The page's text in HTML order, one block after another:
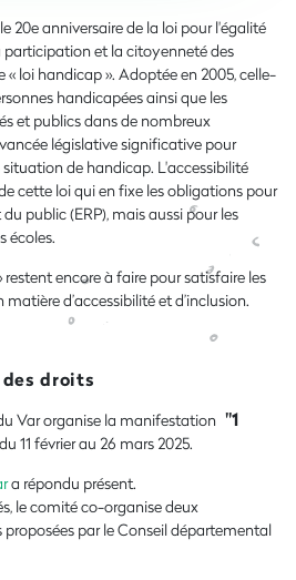
20e anniversaire de la loi pour l'égalité
participation et la citoyenneté des
« loi handicap ». Adoptée en 2005, celle-
handicapées ainsi que les
et publics dans de nombreux
législative significative pour
de handicap. L'accessibilité
cette loi qui en fixe les obligations pour
public (ERP), mais aussi pour les
écoles.
restent encore à faire pour satisfaire les
d’accessibilité et d’inclusion.
droits
Var organise la manifestation "1
du 11 février au 26 mars 2025.
a répondu présent.
le comité co-organise deux
par le Conseil départemental